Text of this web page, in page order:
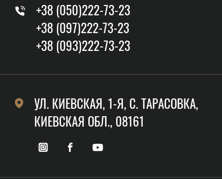
+38 (050)222-73-23
+38 (097)222-73-23
+38 (093)222-73-23
УЛ. КИЕВСКАЯ, 1-Я, C. ТАРАСОВКА,
КИЕВСКАЯ ОБЛ., 08161